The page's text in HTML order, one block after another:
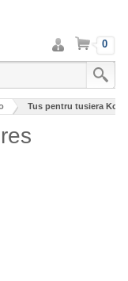
Intra
in
cont
Cos 0
Tus pentru tusiera